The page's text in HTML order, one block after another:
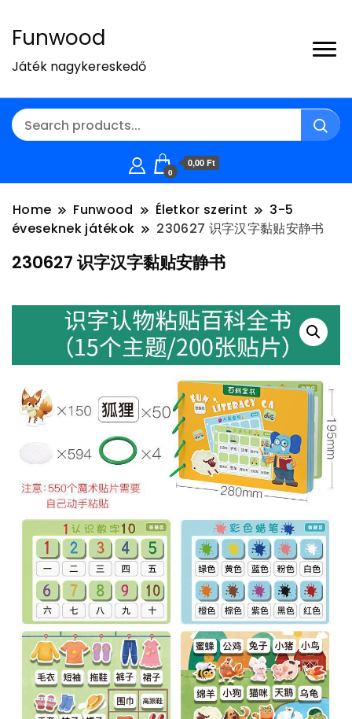
Funwood
Játék nagykereskedő
0
0,00 Ft
Home Funwood Életkor szerint
3-5
éveseknek játékok
230627 识字汉字黏贴安静书
230627 识字汉字黏贴安静书